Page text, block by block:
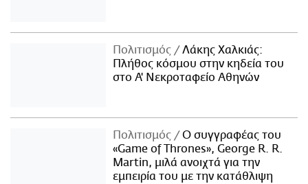
Πολιτισμός
Λάκης Χαλκιάς:
Πλήθος κόσμου στην κηδεία του
στο Α' Νεκροταφείο Αθηνών
Πολιτισμός
Ο συγγραφέας του
«Game of Thrones», George R. R.
Martin, μιλά ανοιχτά για την
εμπειρία του με την κατάθλιψη